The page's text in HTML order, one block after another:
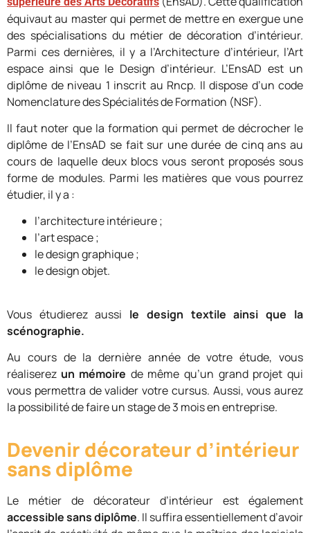
équivaut au master qui permet de mettre en exergue une
des spécialisations du métier de décoration d’intérieur.
Parmi ces dernières, il y a l’Architecture d’intérieur, l’Art
espace ainsi que le Design d’intérieur. L’EnsAD est un
diplôme de niveau 1 inscrit au Rncp. Il dispose d’un code
Nomenclature des Spécialités de Formation (NSF).
Il faut noter que la formation qui permet de décrocher le
diplôme de l’EnsAD se fait sur une durée de cinq ans au
cours de laquelle deux blocs vous seront proposés sous
forme de modules. Parmi les matières que vous pourrez
étudier, il y a :
l’architecture intérieure ;
l’art espace ;
le design graphique ;
le design objet.
Vous étudierez aussi le design textile ainsi que la
scénographie.
Au cours de la dernière année de votre étude, vous
réaliserez un mémoire de même qu’un grand projet qui
vous permettra de valider votre cursus. Aussi, vous aurez
la possibilité de faire un stage de 3 mois en entreprise.
Devenir décorateur d’intérieur
sans diplôme
Le métier de décorateur d’intérieur est également
accessible sans diplôme. Il suffira essentiellement d’avoir